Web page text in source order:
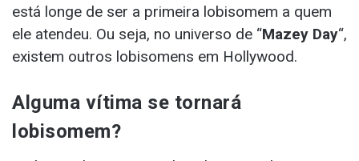
está longe de ser a primeira lobisomem a quem
ele atendeu. Ou seja, no universo de “Mazey Day“,
existem outros lobisomens em Hollywood.
Alguma vítima se tornará
lobisomem?